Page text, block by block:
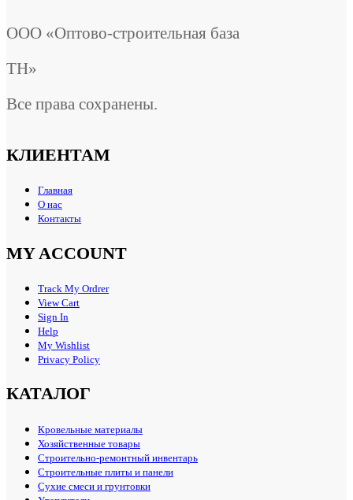
ООО «Оптово-строительная база
ТН»
Все права сохранены.
КЛИЕНТАМ
Главная
О нас
Контакты
MY ACCOUNT
Track My Ordrer
View Cart
Sign In
Help
My Wishlist
Privacy Policy
КАТАЛОГ
Кровельные материалы
Хозяйственные товары
Строительно-ремонтный инвентарь
Строительные плиты и панели
Сухие смеси и грунтовки